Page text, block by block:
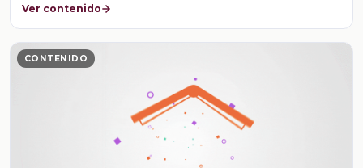
Ver contenido
CONTENIDO